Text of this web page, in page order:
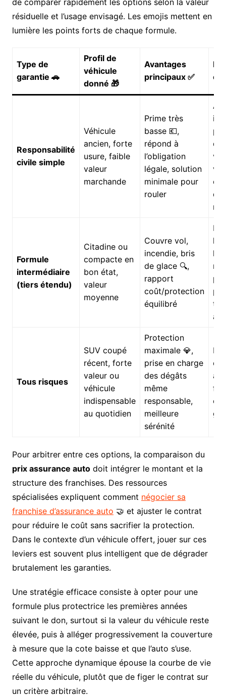
de comparer rapidement les options selon la valeur
résiduelle et l’usage envisagé. Les emojis mettent en
lumière les points forts de chaque formule.
Type de
garantie 🚗
Profil de
véhicule
donné 🎁
Avantages
principaux ✅
Responsabilité
civile simple
Véhicule
ancien, forte
usure, faible
valeur
marchande
Prime très
basse 💶,
répond à
l’obligation
légale, solution
minimale pour
rouler
cas
Formule
intermédiaire
(tiers étendu)
Citadine ou
compacte en
bon état,
valeur
moyenne
Couvre vol,
incendie, bris
de glace 🔍,
rapport
coût/protection
équilibré
les
Tous risques
SUV coupé
récent, forte
valeur ou
véhicule
indispensable
au quotidien
Protection
maximale 💎,
prise en charge
des dégâts
même
responsable,
meilleure
sérénité
Pour arbitrer entre ces options, la comparaison du
prix assurance autodoit intégrer le montant et la
structure des franchises. Des ressources
spécialisées expliquent comment négocier sa
franchise d’assurance auto 🤝 et ajuster le contrat
pour réduire le coût sans sacrifier la protection.
Dans le contexte d’un véhicule offert, jouer sur ces
leviers est souvent plus intelligent que de dégrader
brutalement les garanties.
Une stratégie efficace consiste à opter pour une
formule plus protectrice les premières années
suivant le don, surtout si la valeur du véhicule reste
élevée, puis à alléger progressivement la couverture
à mesure que la cote baisse et que l’auto s’use.
Cette approche dynamique épouse la courbe de vie
réelle du véhicule, plutôt que de figer le contrat sur
un critère arbitraire.